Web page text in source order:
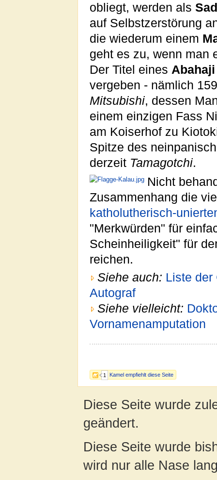
1 Kamel empfiehlt diese Seite
obliegt, werden als
auf Selbstzerstörung
die wiederum einem
geht es zu, wenn man
Der Titel eines Abahaji
vergeben - nämlich
Mitsubishi, dessen
einem einzigen Fass
am Koiserhof zu
Spitze des
derzeit Tamagotchi.
Nicht
Zusammenhang die
katholutherisch-
"Merkwürden" für
Scheinheiligkeit" für
reichen.
Siehe auch: Liste der
Autograf
Siehe vielleicht:
Vornamenamputation
Diese Seite wurde
geändert.
Diese Seite wurde
wird nur alle Nase